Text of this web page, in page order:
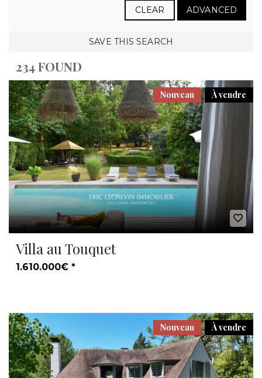
CLEAR ADVANCED
SAVE THIS SEARCH
234 FOUND
À vendre
Nouveau
Villa au Touquet
1.610.000€ *
À vendre
Nouveau